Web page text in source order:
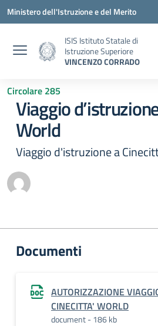
Vai ai contenuti
Vai al menu di navigazione
Vai al footer
Ministero dell'Istruzione e del Merito
ISIS Istituto Statale di
Istruzione Superiore
VINCENZO CORRADO
Circolare 285
Viaggio
World
Viaggio d'istruzione a
Documenti
AUTORIZZAZIONE
CINECITTA' WORLD
document - 186 kb